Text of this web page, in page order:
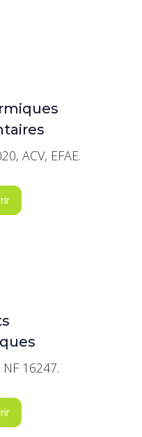
ACV, EFAE.
16247.